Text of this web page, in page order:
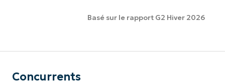
Basé sur le rapport G2 Hiver 2026
Concurrents